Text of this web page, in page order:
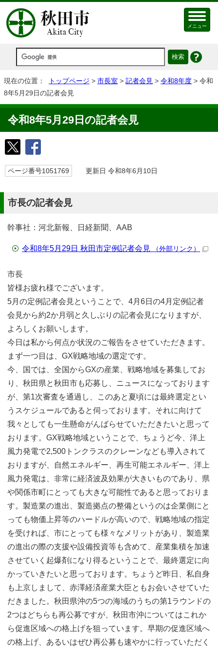
メニュー
現在の位置： トップページ > 市長室 > 記者会見 > 令和8年度 > 令和
8年5月29日の記者会見
令和8年5月29日の記者会見
ページ番号1051769 更新日 令和8年6月10日
市長の記者会見
幹事社：河北新報、日経新聞、AAB
令和8年5月29日 秋田市定例記者会見 （外部リンク）
市長
皆様お疲れ様でございます。
5月の定例記者会見ということで、4月6日の4月定例記者
会見から約2か月弱と久しぶりの記者会見になりますが、
よろしくお願いします。
今日は私から何点か状況のご報告をさせていただきます。
まず一つ目は、GX戦略地域の選定です。
今、国では、全国からGXの産業、戦略地域を募集してお
り、秋田県と秋田市も応募し、ニュースになっております
が、第1次審査を通過し、このあと夏頃には最終選定とい
うスケジュールであると伺っております。それに向けて
我々としても一生懸命がんばらせていただきたいと思って
おります。GX戦略地域ということで、ちょうど今、洋上
風力発電で2,500トンクラスのクレーンなども導入されて
おりますが、自然エネルギー、再生可能エネルギー、洋上
風力発電は、非常に経済波及効果が大きいものであり、県
や関係市町にとっても大きな可能性であると思っておりま
す。製造業の進出、製造拠点の整備というのは企業側にと
っても物価上昇等のハードルが高いので、戦略地域の指定
を受ければ、市にとっても様々なメリットがあり、製造業
の進出の際の支援や設備投資等も含めて、産業集積を加速
させていく起爆剤になり得るということで、最終選定に向
かっていきたいと思っております。ちょうど昨日、私自身
も上京しまして、赤澤経済産業大臣ともお会いさせていた
だきました。秋田県沖の5つの海域のうちの第1ラウンドの
2つはどちらも再公募ですが、秋田市沖についてはこれか
ら促進区域への格上げを狙っています。早期の促進区域へ
の格上げ、あるいはぜひ再公募も速やかに行っていただく